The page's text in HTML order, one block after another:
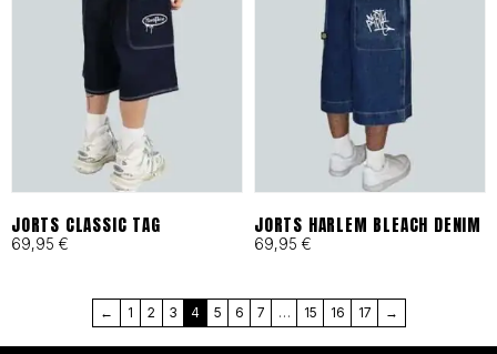
Cortes Funcionales:
Ergonomía pensada para
skaters, artistas y mentes
activas que exigen libertad
total.
MÁS QUE UNA MARCA, UN
JORTS CLASSIC TAG
69,95 €
JORTS HARLEM BLEACH DENIM
69,95 €
← 1 2 3 4 5 6 7 … 15 16 17 →